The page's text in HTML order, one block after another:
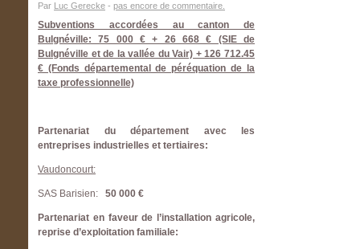
Par Luc Gerecke - pas encore de commentaire.
Subventions accordées au canton de
Bulgnéville: 75 000 € + 26 668 € (SIE de
Bulgnéville et de la vallée du Vair) + 126 712.45
€ (Fonds départemental de péréquation de la
taxe professionnelle)
Partenariat du département avec les
entreprises industrielles et tertiaires:
Vaudoncourt:
SAS Barisien: 50 000 €
Partenariat en faveur de l’installation agricole,
reprise d’exploitation familiale: